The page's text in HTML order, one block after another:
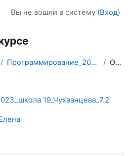
Вы не вошли в систему (Вход)
Программирование_2023_школа 19_Чухванцева_7.2 Описание
19_Чухванцева_7.2